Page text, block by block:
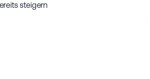
steigern